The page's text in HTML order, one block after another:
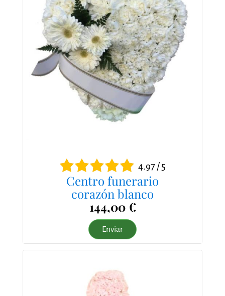
4.97 / 5
Centro funerario
corazón blanco
144,00 €
Enviar